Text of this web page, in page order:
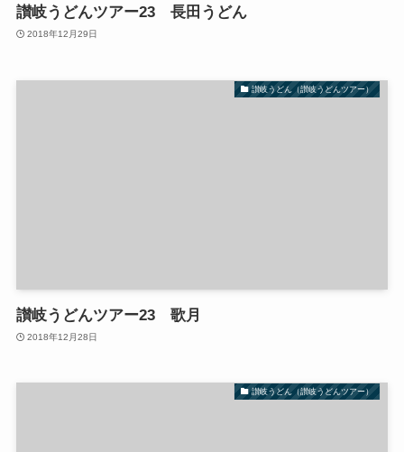
讃岐うどんツアー23 長田うどん
2018年12月29日
讃岐うどん（讃岐うどんツアー）
讃岐うどんツアー23 歌月
2018年12月28日
讃岐うどん（讃岐うどんツアー）